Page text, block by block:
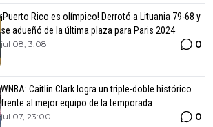
¡Puerto Rico es olímpico! Derrotó a Lituania 79-68 y
se adueñó de la última plaza para Paris 2024
jul 08, 3:08 0
WNBA: Caitlin Clark logra un triple-doble histórico
frente al mejor equipo de la temporada
jul 07, 23:00 0